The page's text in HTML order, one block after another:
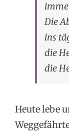
Die
ins
die
die
Heute lebe